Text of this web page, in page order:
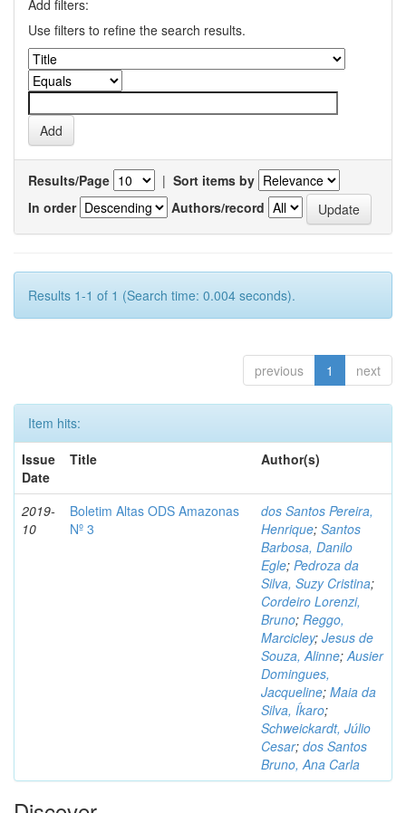
Add filters:
Use filters to refine the search results.
Results/Page | Sort items by
In order
Authors/record
Results 1-1 of 1 (Search time: 0.004 seconds).
previous 1 next
Item hits:
Issue
Date
Title Author(s)
2019-
10
Boletim Altas ODS Amazonas
Nº 3
dos Santos Pereira,
Henrique; Santos
Barbosa, Danilo
Egle; Pedroza da
Silva, Suzy Cristina;
Cordeiro Lorenzi,
Bruno; Reggo,
Marcicley; Jesus de
Souza, Alinne;Ausier
Domingues,
Jacqueline; Maia da
Silva, Íkaro;
Schweickardt, Júlio
Cesar; dos Santos
Bruno, Ana Carla